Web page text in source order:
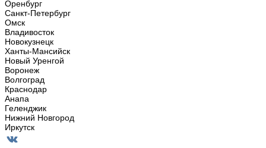
Оренбург
Санкт-Петербург
Омск
Владивосток
Новокузнецк
Ханты-Мансийск
Новый Уренгой
Воронеж
Волгоград
Краснодар
Анапа
Геленджик
Нижний Новгород
Иркутск